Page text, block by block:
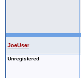
JoeUser
Unregistered